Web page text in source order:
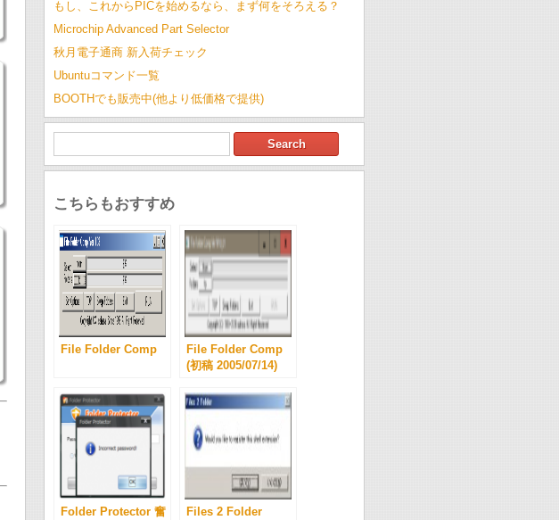
もし、これからPICを始めるなら、まず何をそろえる？
Microchip Advanced Part Selector
秋月電子通商 新入荷チェック
Ubuntuコマンド一覧
BOOTHでも販売中(他より低価格で提供)
こちらもおすすめ
File Folder Comp
File Folder Comp
(初稿 2005/07/14)
Folder Protector 奮
Files 2 Folder